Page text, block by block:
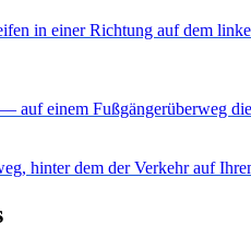
in einer Richtung auf dem
einem Fußgängerüberweg
hinter dem der Verkehr auf